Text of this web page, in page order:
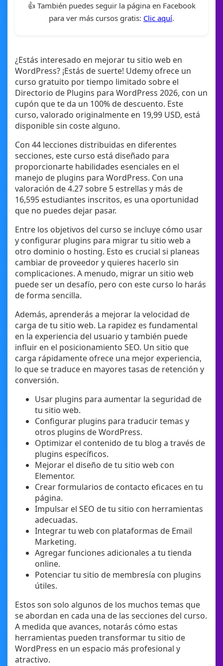
👍 También puedes seguir la página en Facebook
para ver más cursos gratis: Clic aquí.
¿Estás interesado en mejorar tu sitio web en
WordPress? ¡Estás de suerte! Udemy ofrece un
curso gratuito por tiempo limitado sobre el
Directorio de Plugins para WordPress 2026, con un
cupón que te da un 100% de descuento. Este
curso, valorado originalmente en 19,99 USD, está
disponible sin coste alguno.
Con 44 lecciones distribuidas en diferentes
secciones, este curso está diseñado para
proporcionarte habilidades esenciales en el
manejo de plugins para WordPress. Con una
valoración de 4.27 sobre 5 estrellas y más de
16,595 estudiantes inscritos, es una oportunidad
que no puedes dejar pasar.
Entre los objetivos del curso se incluye cómo usar
y configurar plugins para migrar tu sitio web a
otro dominio o hosting. Esto es crucial si planeas
cambiar de proveedor y quieres hacerlo sin
complicaciones. A menudo, migrar un sitio web
puede ser un desafío, pero con este curso lo harás
de forma sencilla.
Además, aprenderás a mejorar la velocidad de
carga de tu sitio web. La rapidez es fundamental
en la experiencia del usuario y también puede
influir en el posicionamiento SEO. Un sitio que
carga rápidamente ofrece una mejor experiencia,
lo que se traduce en mayores tasas de retención y
conversión.
Usar plugins para aumentar la seguridad de
tu sitio web.
Configurar plugins para traducir temas y
otros plugins de WordPress.
Optimizar el contenido de tu blog a través de
plugins específicos.
Mejorar el diseño de tu sitio web con
Elementor.
Crear formularios de contacto eficaces en tu
página.
Impulsar el SEO de tu sitio con herramientas
adecuadas.
Integrar tu web con plataformas de Email
Marketing.
Agregar funciones adicionales a tu tienda
online.
Potenciar tu sitio de membresía con plugins
útiles.
Estos son solo algunos de los muchos temas que
se abordan en cada una de las secciones del curso.
A medida que avances, notarás cómo estas
herramientas pueden transformar tu sitio de
WordPress en un espacio más profesional y
atractivo.